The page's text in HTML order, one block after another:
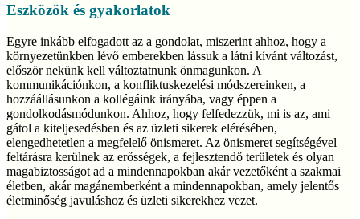
Eszközök és gyakorlatok
Egyre inkább elfogadott az a gondolat, miszerint ahhoz, hogy a
környezetünkben lévő emberekben lássuk a látni kívánt változást,
először nekünk kell változtatnunk önmagunkon. A
kommunikációnkon, a konfliktuskezelési módszereinken, a
hozzáállásunkon a kollégáink irányába, vagy éppen a
gondolkodásmódunkon. Ahhoz, hogy felfedezzük, mi is az, ami
gátol a kiteljesedésben és az üzleti sikerek elérésében,
elengedhetetlen a megfelelő önismeret. Az önismeret segítségével
feltárásra kerülnek az erősségek, a fejlesztendő területek és olyan
magabiztosságot ad a mindennapokban akár vezetőként a szakmai
életben, akár magánemberként a mindennapokban, amely jelentős
életminőség javuláshoz és üzleti sikerekhez vezet.